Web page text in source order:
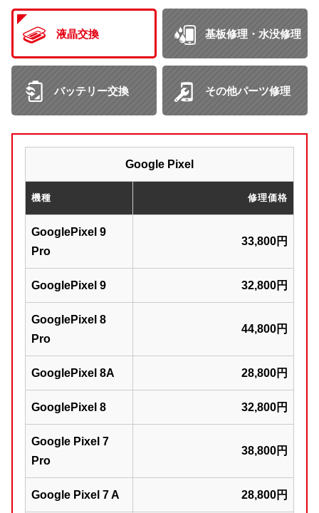
液晶交換 基板修理・水没修理
バッテリー交換 その他パーツ修理
Google Pixel
機種 修理価格
GooglePixel 9
Pro
33,800円
GooglePixel 9 32,800円
GooglePixel 8
Pro
44,800円
GooglePixel 8A 28,800円
GooglePixel 8 32,800円
Google Pixel 7
Pro
38,800円
Google Pixel 7 A 28,800円